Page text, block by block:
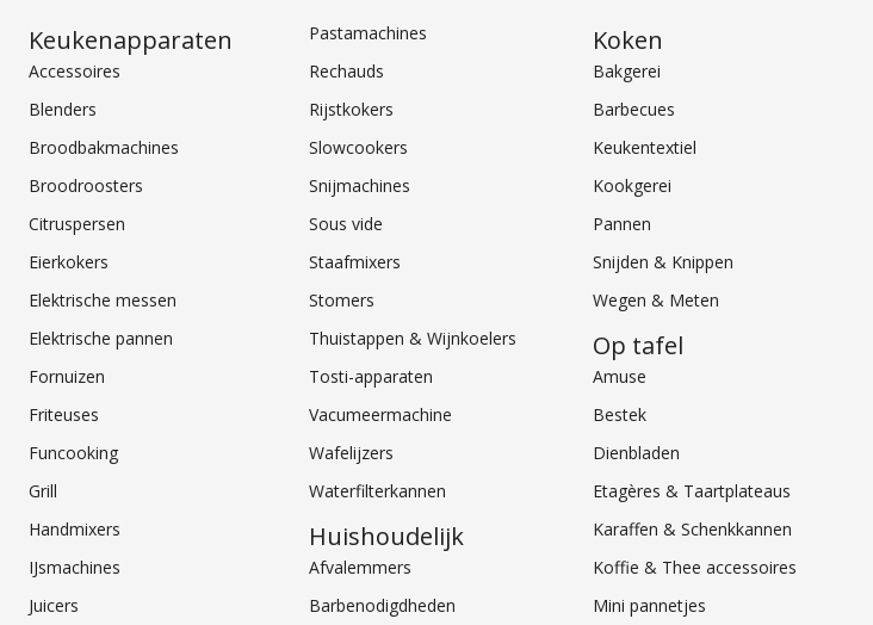
Keukenapparaten
Accessoires
Blenders
Broodbakmachines
Broodroosters
Citruspersen
Eierkokers
Elektrische messen
Elektrische pannen
Fornuizen
Friteuses
Funcooking
Grill
Handmixers
IJsmachines
Juicers
Pastamachines
Rechauds
Rijstkokers
Slowcookers
Snijmachines
Sous vide
Staafmixers
Stomers
Thuistappen & Wijnkoelers
Tosti-apparaten
Vacumeermachine
Wafelijzers
Waterfilterkannen
Huishoudelijk
Afvalemmers
Barbenodigdheden
Koken
Bakgerei
Barbecues
Keukentextiel
Kookgerei
Pannen
Snijden & Knippen
Wegen & Meten
Op tafel
Amuse
Bestek
Dienbladen
Etagères & Taartplateaus
Karaffen & Schenkkannen
Koffie & Thee accessoires
Mini pannetjes